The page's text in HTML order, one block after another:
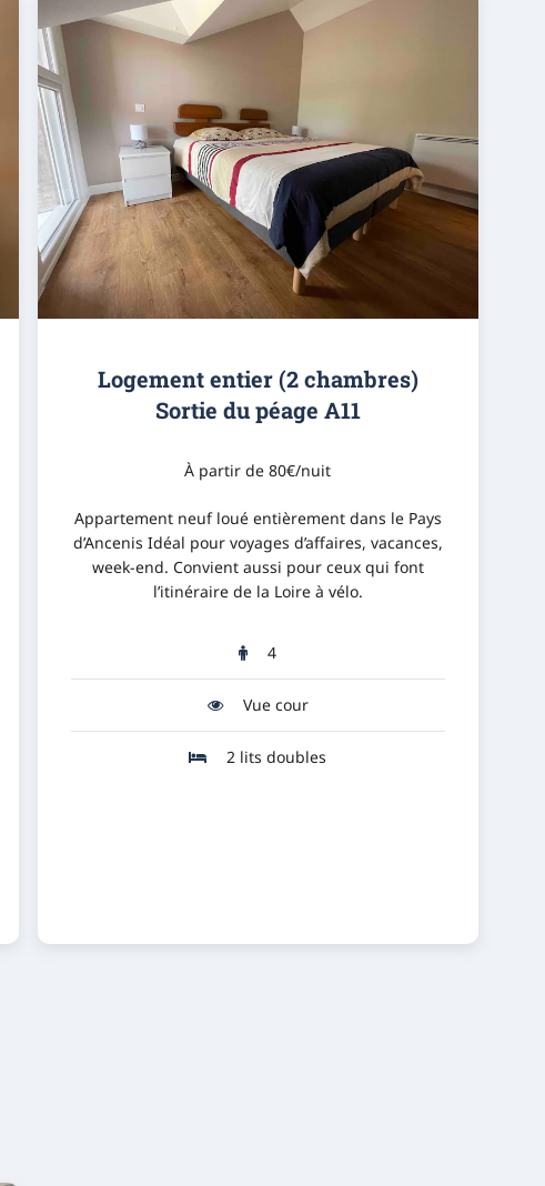
Logement entier (2 chambres)
Sortie du péage A11
À partir de 80€/nuit
Appartement neuf loué entièrement dans le Pays
d’Ancenis Idéal pour voyages d’affaires, vacances,
week-end. Convient aussi pour ceux qui font
l’itinéraire de la Loire à vélo.
4
Vue cour
2 lits doubles